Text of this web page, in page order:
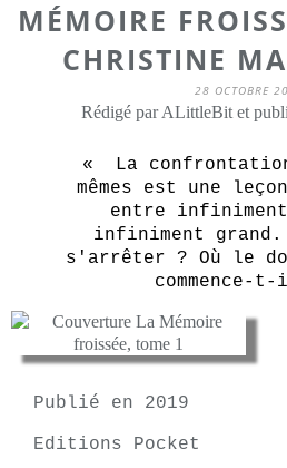
MÉMOIRE
CHRISTINE
28 OCTOBRE
Rédigé par ALittleBit et
« La
mêmes est une
entre
infiniment
s'arrêter ? Où le
commence-
Publié en 2019
Editions Pocket